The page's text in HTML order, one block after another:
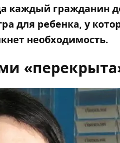
каждый гражданин
для ребенка, у
необходимость.